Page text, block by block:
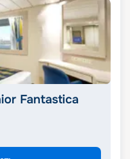
Fantastica